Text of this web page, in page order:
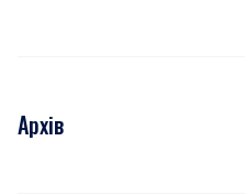
Архів